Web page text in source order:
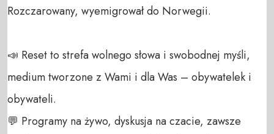
Rozczarowany, wyemigrował do Norwegii.
📣 Reset to strefa wolnego słowa i swobodnej myśli,
medium tworzone z Wami i dla Was – obywatelek i
obywateli.
💬 Programy na żywo, dyskusja na czacie, zawsze